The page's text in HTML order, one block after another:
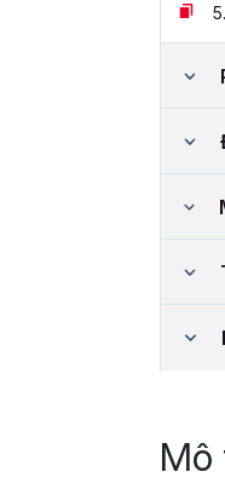
5.
Mô